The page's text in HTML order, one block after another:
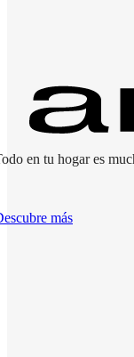
en tu hogar es
más